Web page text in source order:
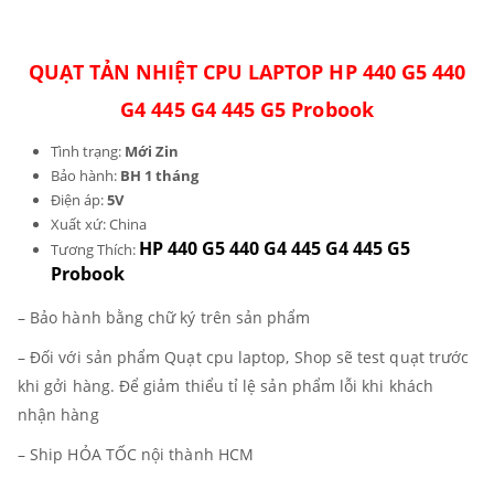
QUẠT TẢN NHIỆT CPU LAPTOP HP 440 G5 440
G4 445 G4 445 G5 Probook
Tình trạng: Mới Zin
Bảo hành: BH 1 tháng
Điện áp:5V
Xuất xứ: China
Tương Thích: HP 440 G5 440 G4 445 G4 445 G5
Probook
– Bảo hành bằng chữ ký trên sản phẩm
– Đối với sản phẩm Quạt cpu laptop, Shop sẽ test quạt trước
khi gởi hàng. Để giảm thiểu tỉ lệ sản phẩm lỗi khi khách
nhận hàng
– Ship HỎA TỐC nội thành HCM